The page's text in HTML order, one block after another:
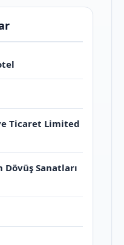
Ticaret Limited
Sanatları